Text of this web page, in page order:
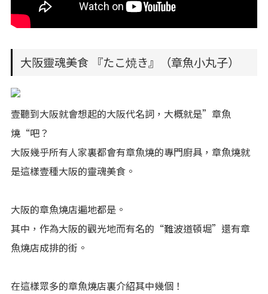
大阪靈魂美食 『たこ焼き』（章魚小丸子）
壹聽到大阪就會想起的大阪代名詞，大概就是”章魚
燒“吧？
大阪幾乎所有人家裏都會有章魚燒的專門廚具，章魚燒就
是這樣壹種大阪的靈魂美食。
大阪的章魚燒店遍地都是。
其中，作為大阪的觀光地而有名的“難波道頓堀”還有章
魚燒店成排的街。
在這樣眾多的章魚燒店裏介紹其中幾個！